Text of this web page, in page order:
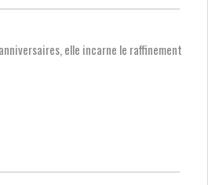
elle incarne le raffinement